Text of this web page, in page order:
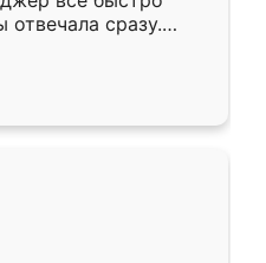
отвечала сразу.
подошёл к
Собрали
аккуратно, даже